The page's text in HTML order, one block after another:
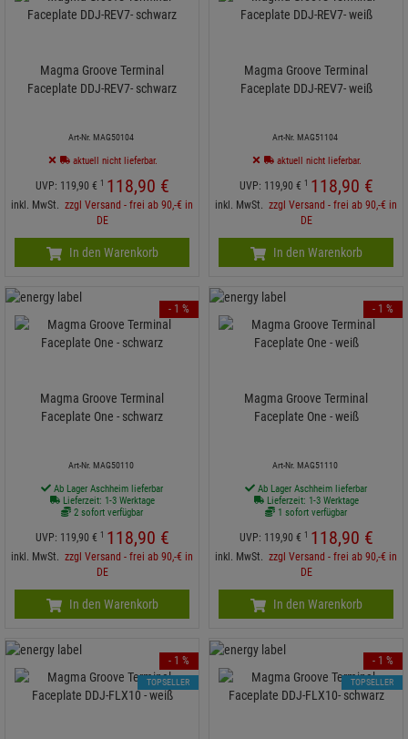
Magma Groove Terminal
Faceplate DDJ-REV7- schwarz
Art-Nr. MAG50104
aktuell nicht lieferbar.
UVP: 119,90 € 1 118,90 €
inkl. MwSt. zzgl Versand - frei ab 90,-€ in
DE
In den Warenkorb
Magma Groove Terminal
Faceplate DDJ-REV7- weiß
Art-Nr. MAG51104
aktuell nicht lieferbar.
UVP: 119,90 € 1 118,90 €
inkl. MwSt. zzgl Versand - frei ab 90,-€ in
DE
In den Warenkorb
Magma Groove Terminal
Faceplate One - schwarz
Art-Nr. MAG50110
Ab Lager Aschheim lieferbar
Lieferzeit: 1-3 Werktage
2 sofort verfügbar
UVP: 119,90 € 1 118,90 €
inkl. MwSt. zzgl Versand - frei ab 90,-€ in
DE
- 1 %
In den Warenkorb
Magma Groove Terminal
Faceplate One - weiß
Art-Nr. MAG51110
Ab Lager Aschheim lieferbar
Lieferzeit: 1-3 Werktage
1 sofort verfügbar
UVP: 119,90 € 1 118,90 €
inkl. MwSt. zzgl Versand - frei ab 90,-€ in
DE
- 1 %
In den Warenkorb
- 1 %
TOPSELLER
- 1 %
TOPSELLER